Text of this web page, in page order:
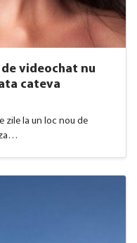
videochat nu
cateva
zile la un loc nou de